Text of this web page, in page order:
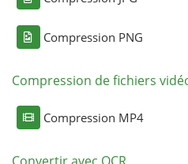
Compression PNG
Compression de fichiers
Compression MP4